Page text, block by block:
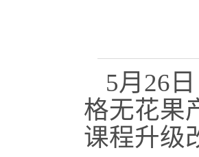
5月26
格无花果
课程升级